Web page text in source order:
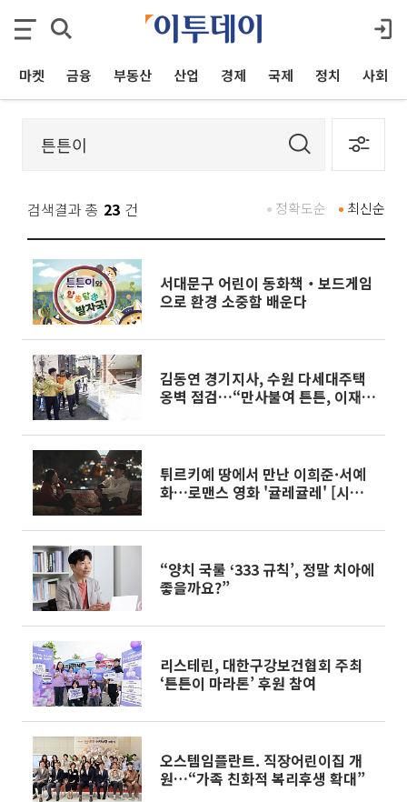
마켓 금융 부동산 산업 경제 국제 정치 사회
검색결과 총 23 건 최신순
정확도순
서대문구 어린이 동화책‧보드게임
으로 환경 소중함 배운다
김동연 경기지사, 수원 다세대주택
옹벽 점검…“만사불여 튼튼, 이재민
튀르키예 땅에서 만난 이희준·서예
화…로맨스 영화 '귤레귤레' [시네
“양치 국룰 ‘333 규칙’, 정말 치아에
좋을까요?”
리스테린, 대한구강보건협회 주최
‘튼튼이 마라톤’ 후원 참여
오스템임플란트. 직장어린이집 개
원…“가족 친화적 복리후생 확대”